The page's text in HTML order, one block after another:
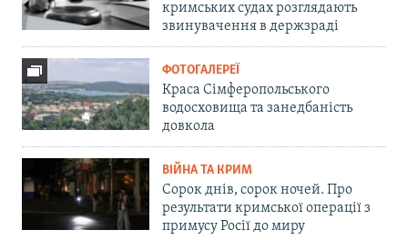
кримських судах розглядають
звинувачення в держзраді
ФОТОГАЛЕРЕЇ
Краса Сімферопольського
водосховища та занедбаність
довкола
ВІЙНА ТА КРИМ
Сорок днів, сорок ночей. Про
результати кримської операції з
примусу Росії до миру